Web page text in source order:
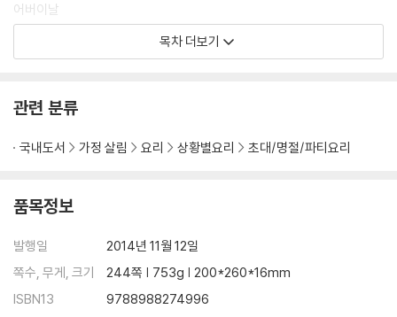
어버이날
망고 드레싱 키조개 샐러드, 쇠고기 수육과 배추 무침, 해물 깡장, 더덕 구
부모님 생신
볶음, 티라미수
클램 차우더, 니수아즈 연어 샐러드, 일본식 스테이크, 홍시 아이스크림
Table Styling Idea
결혼기념일
목차 더보기
관련 분류
국내도서 가정 살림 요리 상황별요리 초대/명절/파티요리
품목정보
발행일
2014년 11월 12일
쪽수, 무게, 크기
244쪽 | 753g | 200*260*16mm
ISBN13
9788988274996